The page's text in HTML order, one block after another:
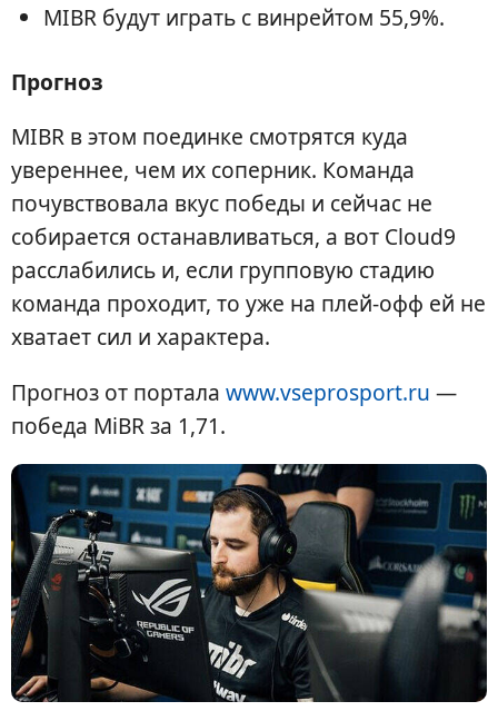
MIBR будут играть с винрейтом 55,9%.
Прогноз
MIBR в этом поединке смотрятся куда
увереннее, чем их соперник. Команда
почувствовала вкус победы и сейчас не
собирается останавливаться, а вот Cloud9
расслабились и, если групповую стадию
команда проходит, то уже на плей-офф ей не
хватает сил и характера.
Прогноз от портала www.vseprosport.ru —
победа MiBR за 1,71.